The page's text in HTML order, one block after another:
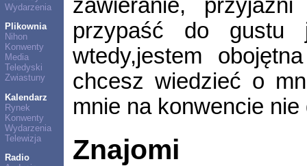
Wydarzenia
Plikownia
Nihon
Konwenty
Media
Teledyski
Zwiastuny
Kalendarz
Rynek
Konwenty
Wydarzenia
Telewizja
Radio
zawieranie,
przypaść do
wtedy,jestem
chcesz wiedzieć o
mnie na konwencie
Znajomi